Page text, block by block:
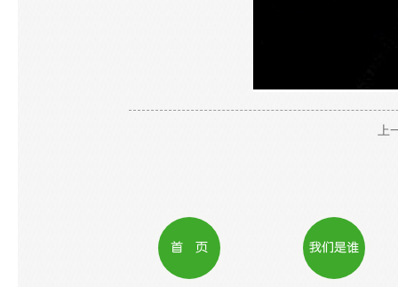
上
首 页 我们是谁